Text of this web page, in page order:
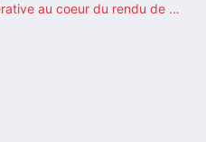
au coeur du rendu de …